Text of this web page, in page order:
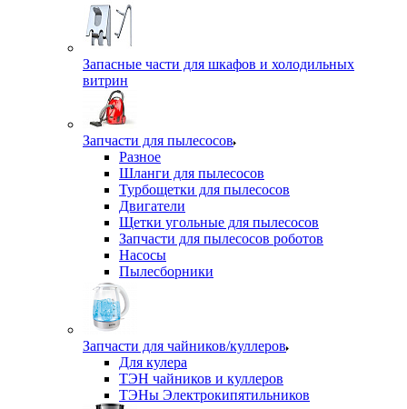
Запасные части для шкафов и холодильных
витрин
Запчасти для пылесосов
Разное
Шланги для пылесосов
Турбощетки для пылесосов
Двигатели
Щетки угольные для пылесосов
Запчасти для пылесосов роботов
Насосы
Пылесборники
Запчасти для чайников/куллеров
Для кулера
ТЭН чайников и куллеров
ТЭНы Электрокипятильников